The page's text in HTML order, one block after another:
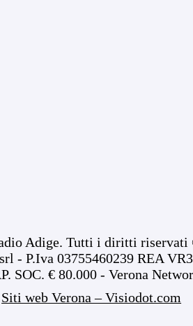
Adige. Tutti i diritti riservati
- P.Iva 03755460239 REA
SOC. € 80.000 - Verona
Siti web Verona – Visiodot.com